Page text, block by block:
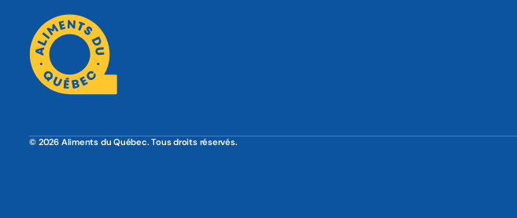
© 2026 Aliments du Québec. Tous droits réservés.